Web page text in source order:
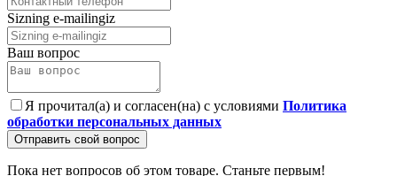
Sizning e-mailingiz
Ваш вопрос
Я прочитал(а) и согласен(на) с условиями Политика
обработки персональных данных
Отправить свой вопрос
Пока нет вопросов об этом товаре. Станьте первым!